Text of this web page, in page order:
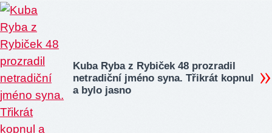
Kuba Ryba z Rybiček 48 prozradil
netradiční jméno syna. Třikrát kopnul
a bylo jasno